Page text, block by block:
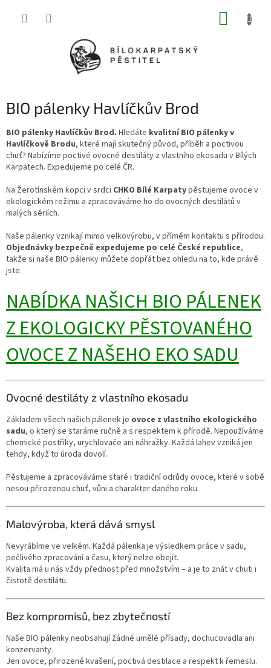
BIO pálenky Havlíčkův Brod
BIO pálenky Havlíčkův Brod. Hledáte kvalitní BIO pálenky v
Havlíčkově Brodu, které mají skutečný původ, příběh a poctivou
chuť? Nabízíme poctivé ovocné destiláty z vlastního ekosadu v Bílých
Karpatech. Expedujeme po celé ČR.
Na Žerotínském kopci v srdci CHKO Bílé Karpatypěstujeme ovoce v
ekologickém režimu a zpracováváme ho do ovocných destilátů v
malých sériích.
Naše pálenky vznikají mimo velkovýrobu, v přímém kontaktu s přírodou.
Objednávky bezpečně expedujeme po celé České republice,
takže si naše BIO pálenky můžete dopřát bez ohledu na to, kde právě
jste.
NABÍDKA NAŠICH BIO PÁLENEK
Z EKOLOGICKY PĚSTOVANÉHO
OVOCE Z NAŠEHO EKO SADU
Ovocné destiláty z vlastního ekosadu
Základem všech našich pálenek je ovoce z vlastního ekologického
sadu, o který se staráme ručně a s respektem k přírodě. Nepoužíváme
chemické postřiky, urychlovače ani náhražky. Každá lahev vzniká jen
tehdy, když to úroda dovolí.
Pěstujeme a zpracováváme staré i tradiční odrůdy ovoce, které v sobě
nesou přirozenou chuť, vůni a charakter daného roku.
Malovýroba, která dává smysl
Nevyrábíme ve velkém. Každá pálenka je výsledkem práce v sadu,
pečlivého zpracování a času, který nelze obejít.
Kvalita má u nás vždy přednost před množstvím – a je to znát v chuti i
čistotě destilátu.
Bez kompromisů, bez zbytečností
Naše BIO pálenky neobsahují žádné umělé přísady, dochucovadla ani
konzervanty.
Jen ovoce, přirozené kvašení, poctivá destilace a respekt k řemeslu.